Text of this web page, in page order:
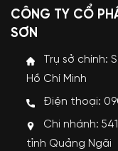
CÔNG TY CỔ
SƠN
Trụ sở chính:
Hồ Chí Minh
Điện thoại:
Chi nhánh:
tỉnh Quảng Ngãi